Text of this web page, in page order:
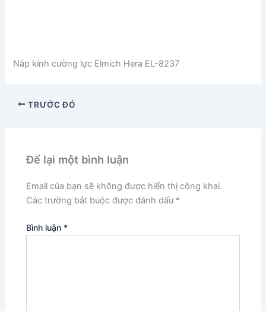
Nắp kính cường lực Elmich Hera EL-8237
TRƯỚC ĐÓ
Để lại một bình luận
Email của bạn sẽ không được hiển thị công khai.
Các trường bắt buộc được đánh dấu *
Bình luận *